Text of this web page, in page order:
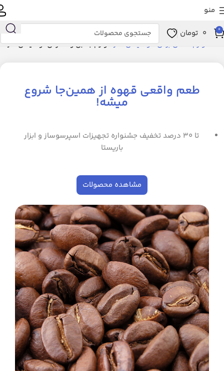
منو
0
0 تومان
لوازم خانگی برقی نوشیدنی ساز لوازم جانبی و مصرفی نوشیدنی‌ساز
طعم واقعی قهوه از همین‌جا شروع
میشه!
تا ۳۰ درصد تخفیف جشنواره تجهیزات اسپرسوساز و ابزار
باریستا
مشاهده محصولات